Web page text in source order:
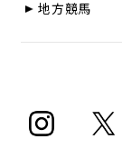
地方競馬